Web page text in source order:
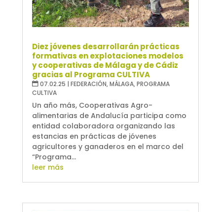
Diez jóvenes desarrollarán prácticas
formativas en explotaciones modelos
y cooperativas de Málaga y de Cádiz
gracias al Programa CULTIVA
07.02.25 | FEDERACIÓN,MÁLAGA,PROGRAMA
CULTIVA
Un año más, Cooperativas Agro-
alimentarias de Andalucía participa como
entidad colaboradora organizando las
estancias en prácticas de jóvenes
agricultores y ganaderos en el marco del
“Programa...
leer más